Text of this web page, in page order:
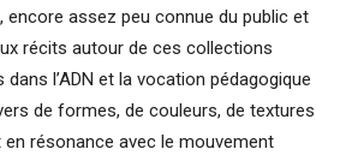
encore assez peu connue du public et
récits autour de ces collections
l’ADN et la vocation pédagogique
de formes, de couleurs, de textures
résonance avec le mouvement